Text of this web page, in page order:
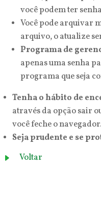
você podem ter
Você pode arquivar
arquivo, o atualize
Programa de
apenas uma senha
programa que seja
Tenha o hábito de
através da opção sair
você feche o navegador.
Seja prudente e se
Voltar